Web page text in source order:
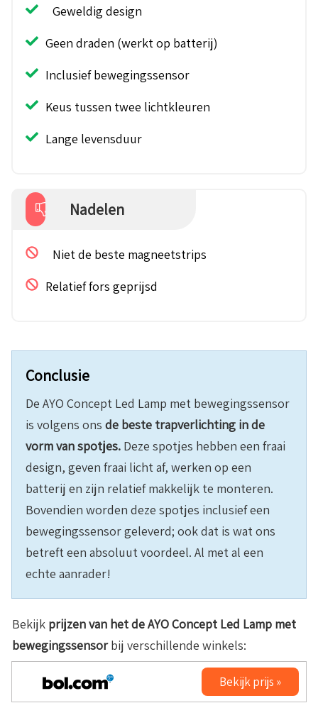
Geweldig design
Geen draden (werkt op batterij)
Inclusief bewegingssensor
Keus tussen twee lichtkleuren
Lange levensduur
Nadelen
Niet de beste magneetstrips
Relatief fors geprijsd
Conclusie
De AYO Concept Led Lamp met bewegingssensor
is volgens ons de beste trapverlichting in de
vorm van spotjes. Deze spotjes hebben een fraai
design, geven fraai licht af, werken op een
batterij en zijn relatief makkelijk te monteren.
Bovendien worden deze spotjes inclusief een
bewegingssensor geleverd; ook dat is wat ons
betreft een absoluut voordeel. Al met al een
echte aanrader!
Bekijk prijzen van het deAYO Concept Led Lamp met
bewegingssensorbij verschillende winkels:
Bekijk prijs »